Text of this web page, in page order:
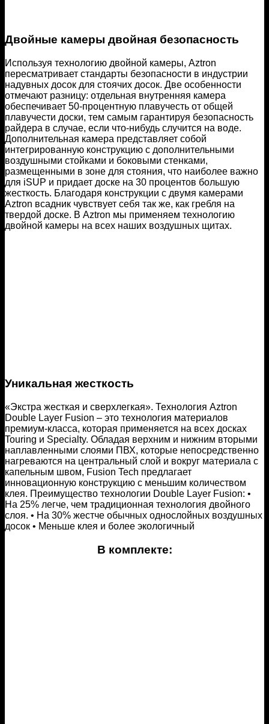
Двойные камеры двойная безопасность
Используя технологию двойной камеры, Aztron
пересматривает стандарты безопасности в индустрии
надувных досок для стоячих досок. Две особенности
отмечают разницу: отдельная внутренняя камера
обеспечивает 50-процентную плавучесть от общей
плавучести доски, тем самым гарантируя безопасность
райдера в случае, если что-нибудь случится на воде.
Дополнительная камера представляет собой
интегрированную конструкцию с дополнительными
воздушными стойками и боковыми стенками,
размещенными в зоне для стояния, что наиболее важно
для iSUP и придает доске на 30 процентов большую
жесткость. Благодаря конструкции с двумя камерами
Aztron всадник чувствует себя так же, как гребля на
твердой доске. В Aztron мы применяем технологию
двойной камеры на всех наших воздушных щитах.
Уникальная жесткость
«Экстра жесткая и сверхлегкая». Технология Aztron
Double Layer Fusion – это технология материалов
премиум-класса, которая применяется на всех досках
Touring и Specialty. Обладая верхним и нижним вторыми
наплавленными слоями ПВХ, которые непосредственно
нагреваются на центральный слой и вокруг материала с
капельным швом, Fusion Tech предлагает
инновационную конструкцию с меньшим количеством
клея. Преимущество технологии Double Layer Fusion: •
На 25% легче, чем традиционная технология двойного
слоя. • На 30% жестче обычных однослойных воздушных
досок • Меньше клея и более экологичный
В комплекте: